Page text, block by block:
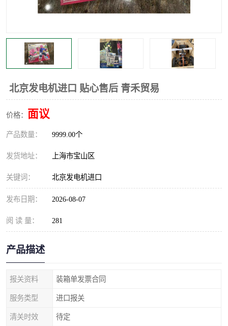
北京发电机进口 贴心售后 青禾贸易
价格： 面议
产品数量： 9999.00个
发货地址： 上海市宝山区
关键词： 北京发电机进口
发布日期： 2026-08-07
阅 读 量： 281
产品描述
报关资料 装箱单发票合同
服务类型 进口报关
清关时效 待定